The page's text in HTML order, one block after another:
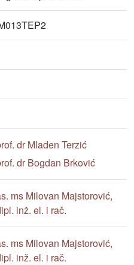
dr Mladen Terzić
dr Bogdan Brković
ms Milovan Majstorović,
inž. el. i rač.
ms Milovan Majstorović,
inž. el. i rač.